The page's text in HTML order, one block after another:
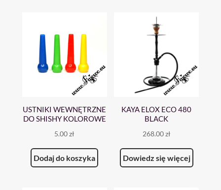
USTNIKI WEWNĘTRZNE
DO SHISHY KOLOROWE
5.00zł
Dodaj do koszyka
KAYA ELOX ECO 480
BLACK
268.00zł
Dowiedz się więcej